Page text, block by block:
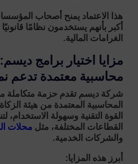
هذا الاعتماد يمنح أصحاب
أكبر بأنهم يستخدمون نظامًا
الغرامات المالية.
مزايا اختيار برامج
محاسبية معتمدة تدعم
شركة ديسم تقدم حزمة متكاملة
المحاسبية المعتمدة من هيئة
القوة التقنية وسهولة الاستخدام،
القطاعات المختلفة، مثل محلات
والشركات الخدمية.
أبرز هذه المزايا: